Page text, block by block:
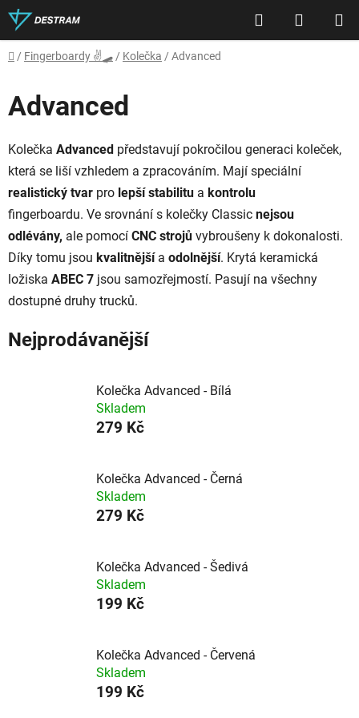
Přejít
na
obsah
Hledat
KOŠÍK
Domů
/ Fingerboardy ✌🛹 / Kolečka / Advanced
Advanced
Kolečka Advanced představují pokročilou generaci koleček,
která se liší vzhledem a zpracováním. Mají speciální
realistický tvar pro lepší stabilitu a kontrolu
fingerboardu. Ve srovnání s kolečky Classic nejsou
odlévány, ale pomocí CNC strojů vybroušeny k dokonalosti.
Díky tomu jsou kvalitnějšía odolnější. Krytá keramická
ložiska ABEC 7 jsou samozřejmostí. Pasují na všechny
dostupné druhy trucků.
Nejprodávanější
Kolečka Advanced - Bílá
Skladem
279 Kč
Kolečka Advanced - Černá
Skladem
279 Kč
Kolečka Advanced - Šedivá
Skladem
199 Kč
Kolečka Advanced - Červená
Skladem
199 Kč